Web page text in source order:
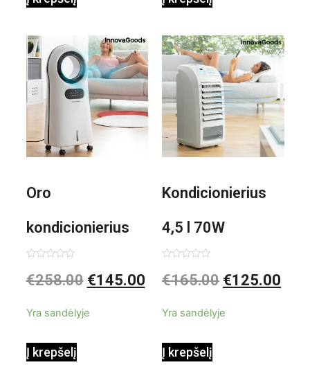
0,35 L 3 Bar
1000W
Shiatsu
Oro
kondicionierius
Evareer
garinamasis,
0
iš
€258.00 €145.00
Yra sandėlyje
Į krepšelį
Kondicionierius
4,5 l 70W
nešiojamas,
0
iš
€165.00 €125.00
Yra sandėlyje
Į krepšelį